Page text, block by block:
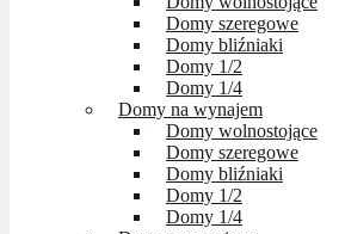
Domy szeregowe
Domy bliźniaki
Domy 1/2
Domy 1/4
Domy na wynajem
Domy wolnostojące
Domy szeregowe
Domy bliźniaki
Domy 1/2
Domy 1/4